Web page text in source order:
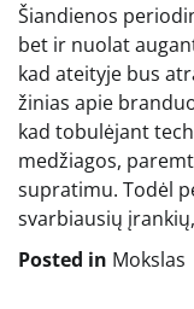
Šiandienos
bet ir nuolat
kad ateityje bus
žinias apie
kad tobulėjant
medžiagos,
supratimu. Todėl
svarbiausių
Posted in Mokslas